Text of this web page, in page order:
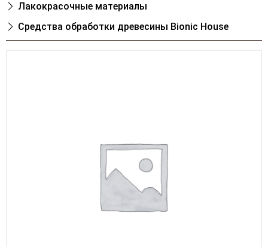
Лакокрасочные материалы
Cредства обработки древесины Bionic House